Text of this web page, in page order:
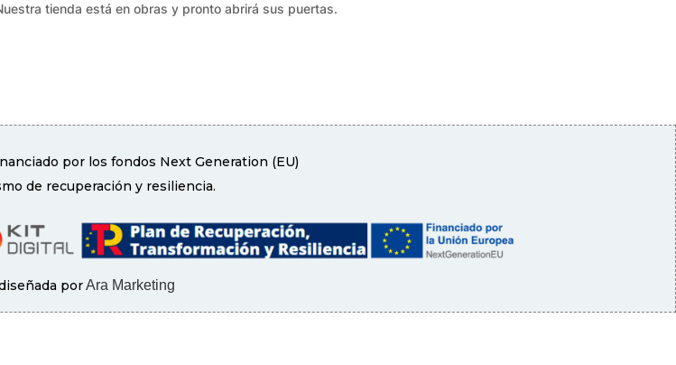
tienda está en obras y pronto abrirá sus puertas.
por los fondos Next Generation (EU)
de recuperación y resiliencia.
porAra Marketing